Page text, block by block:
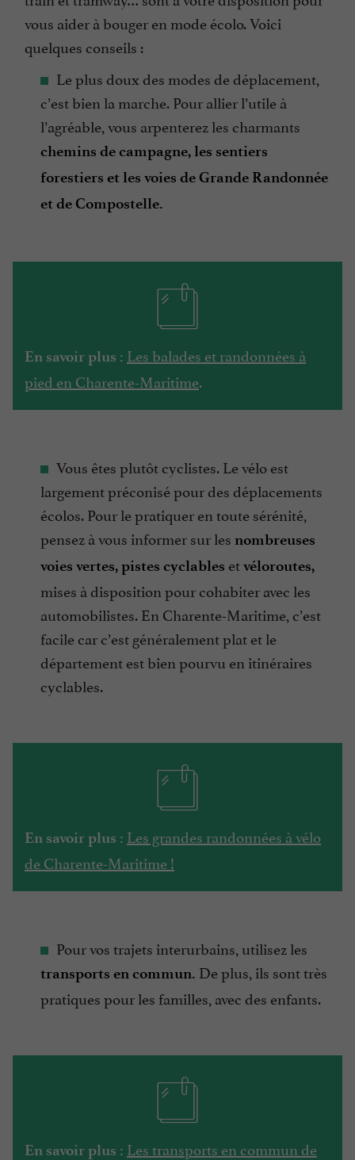
vous aider à bouger en mode écolo. Voici
quelques conseils :
Le plus doux des modes de déplacement,
c’est bien la marche. Pour allier l’utile à
l’agréable, vous arpenterez les charmants
chemins de campagne, les sentiers
forestiers et les voies de Grande Randonnée
et de Compostelle.
En savoir plus : Les balades et randonnées à
pied en Charente-Maritime.
Vous êtes plutôt cyclistes. Le vélo est
largement préconisé pour des déplacements
écolos. Pour le pratiquer en toute sérénité,
pensez à vous informer sur les nombreuses
voies vertes, pistes cyclables etvéloroutes,
mises à disposition pour cohabiter avec les
automobilistes. En Charente-Maritime, c’est
facile car c’est généralement plat et le
département est bien pourvu en itinéraires
cyclables.
En savoir plus : Les grandes randonnées à vélo
de Charente-Maritime !
Pour vos trajets interurbains, utilisez les
transports en commun. De plus, ils sont très
pratiques pour les familles, avec des enfants.
En savoir plus : Les transports en commun de